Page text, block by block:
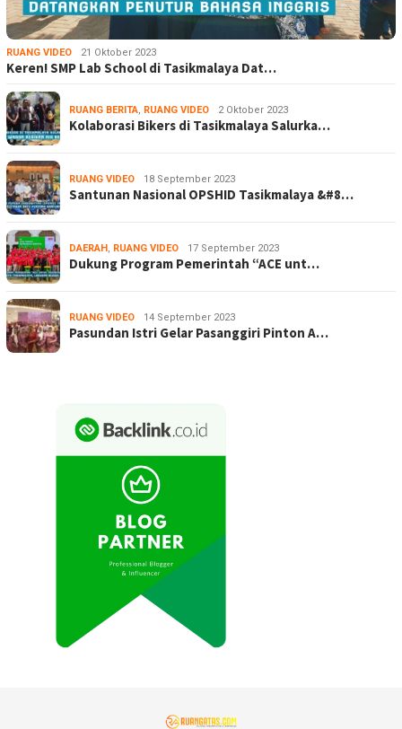
RUANG VIDEO 21 Oktober 2023
Keren! SMP Lab School di Tasikmalaya Dat…
RUANG BERITA, RUANG VIDEO 2 Oktober 2023
Kolaborasi Bikers di Tasikmalaya Salurka…
RUANG VIDEO 18 September 2023
Santunan Nasional OPSHID Tasikmalaya &#8…
DAERAH, RUANG VIDEO 17 September 2023
Dukung Program Pemerintah “ACE unt…
RUANG VIDEO 14 September 2023
Pasundan Istri Gelar Pasanggiri Pinton A…